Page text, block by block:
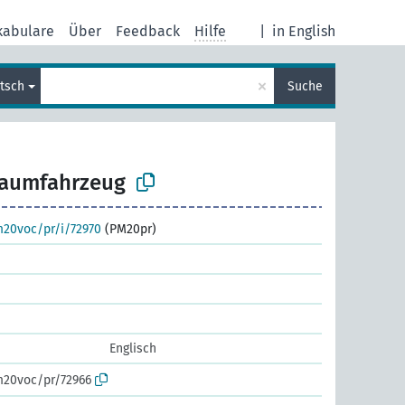
in English
Über Feedback Hilfe
× Suche
pr/i/72970 (PM20pr)
Englisch
pr/72966